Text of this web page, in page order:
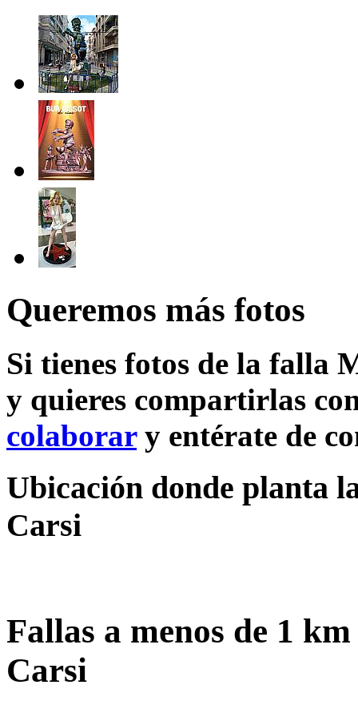
Queremos más fotos
Si tienes fotos de la falla
y quieres compartirlas
colaborary entérate de
Ubicación donde planta
Carsi
Fallas a menos de 1
Carsi